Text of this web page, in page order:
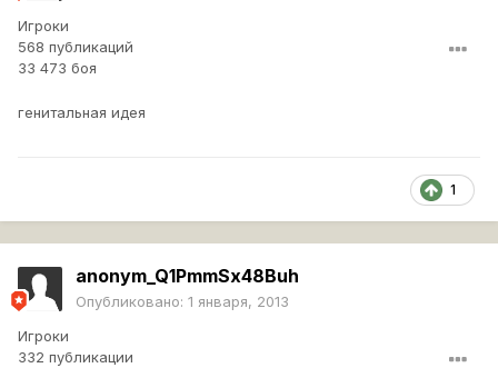
Игроки
568 публикаций
33 473 боя
генитальная идея
1
anonym_Q1PmmSx48Buh
Опубликовано: 1 января, 2013
Игроки
332 публикации